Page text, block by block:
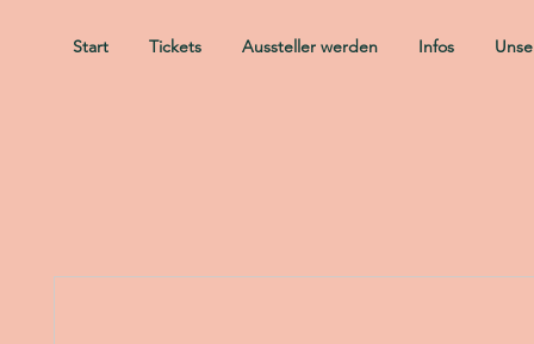
Start Tickets Aussteller werden Infos